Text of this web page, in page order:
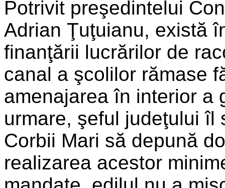
Potrivit preşedintelui
Adrian Ţuţuianu, există
finanţării lucrărilor de
canal a şcolilor rămase
amenajarea în interior a
urmare, şeful judeţului îl
Corbii Mari să depună
realizarea acestor